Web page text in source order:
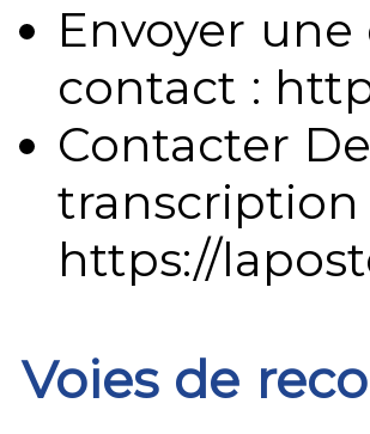
Envoyer
contact :
Contacter
transcription
https://
Voies de